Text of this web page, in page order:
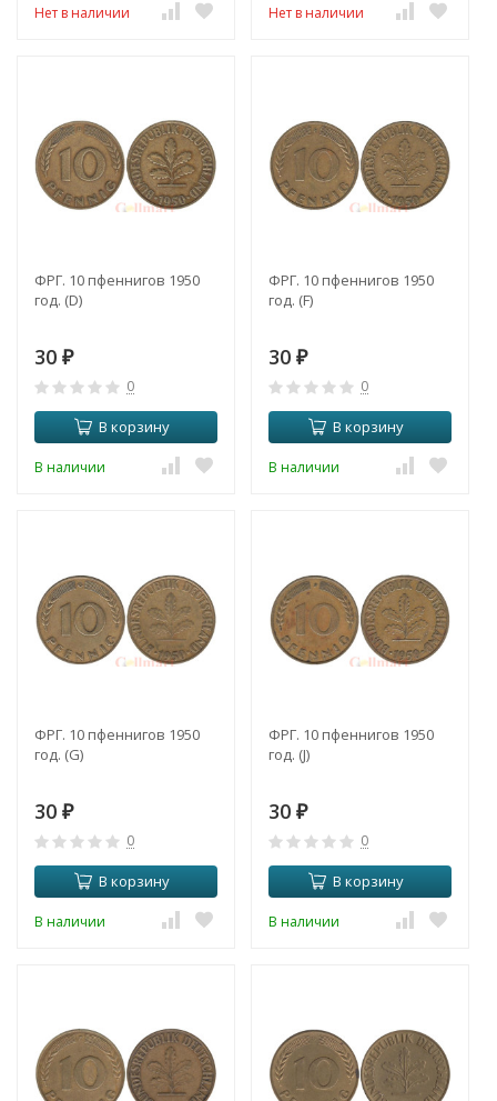
Нет в наличии Нет в наличии
ФРГ. 10 пфеннигов 1950
год. (D)
30 ₽
0
В корзину
В наличии
ФРГ. 10 пфеннигов 1950
год. (F)
30 ₽
0
В корзину
В наличии
ФРГ. 10 пфеннигов 1950
год. (G)
30 ₽
0
В корзину
В наличии
ФРГ. 10 пфеннигов 1950
год. (J)
30 ₽
0
В корзину
В наличии